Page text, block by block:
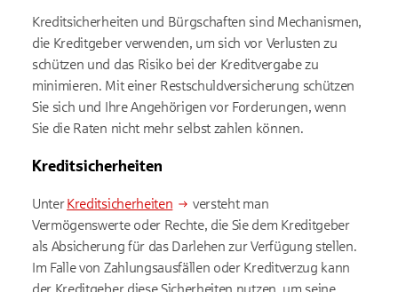
Kreditsicherheiten und Bürgschaften sind Mechanismen,
die Kreditgeber verwenden, um sich vor Verlusten zu
schützen und das Risiko bei der Kreditvergabe zu
minimieren. Mit einer Restschuldversicherung schützen
Sie sich und Ihre Angehörigen vor Forderungen, wenn
Sie die Raten nicht mehr selbst zahlen können.
Kreditsicherheiten
UnterKreditsicherheiten
versteht man
Vermögenswerte oder Rechte, die Sie dem Kreditgeber
als Absicherung für das Darlehen zur Verfügung stellen.
Im Falle von Zahlungsausfällen oder Kreditverzug kann
der Kreditgeber diese Sicherheiten nutzen, um seine